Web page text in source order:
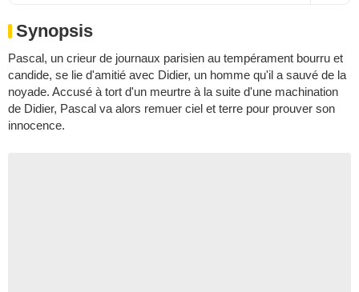
Synopsis
Pascal, un crieur de journaux parisien au tempérament bourru et
candide, se lie d'amitié avec Didier, un homme qu'il a sauvé de la
noyade. Accusé à tort d'un meurtre à la suite d'une machination
de Didier, Pascal va alors remuer ciel et terre pour prouver son
innocence.